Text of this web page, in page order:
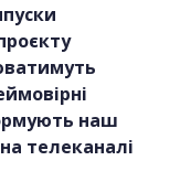
наш
телеканалі